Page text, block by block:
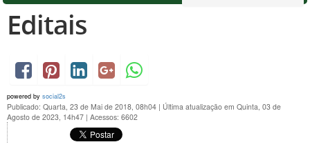
Editais
powered by social2s
Publicado: Quarta, 23 de Mai de 2018, 08h04 | Última atualização em Quinta, 03 de
Agosto de 2023, 14h47 | Acessos: 6602